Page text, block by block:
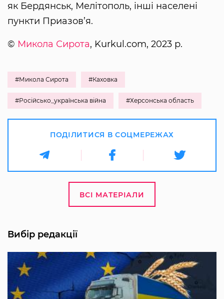
як Бердянськ, Мелітополь, інші населені
пункти Приазов’я.
© Микола Сирота, Kurkul.com, 2023 р.
#Микола Сирота #Каховка
#Російсько_українська війна #Херсонська область
ПОДІЛИТИСЯ В СОЦМЕРЕЖАХ
ВСІ МАТЕРІАЛИ
Вибір редакції